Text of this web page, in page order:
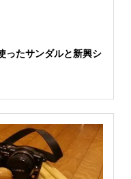
たサンダルと新興シ